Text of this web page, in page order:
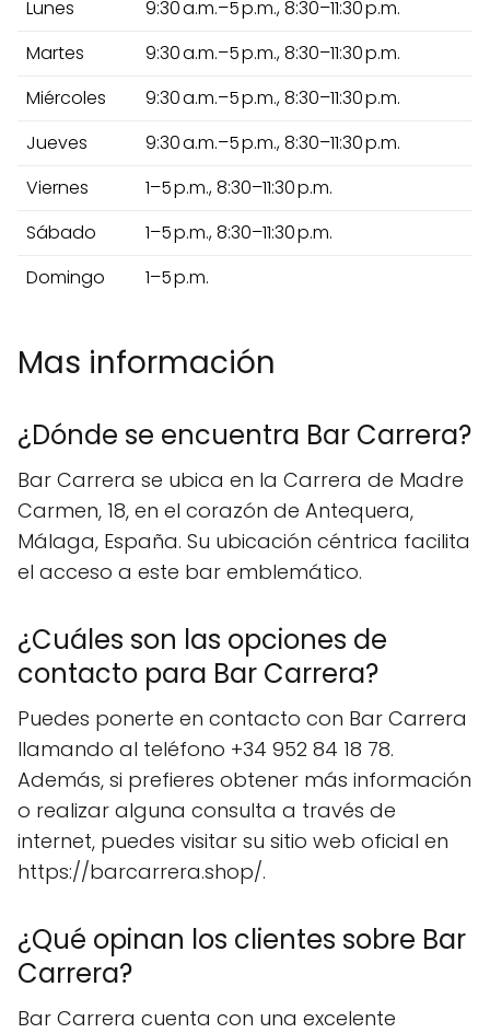
Lunes
9:30 a.m.–5 p.m., 8:30–11:30 p.m.
Martes
9:30 a.m.–5 p.m., 8:30–11:30 p.m.
Miércoles
9:30 a.m.–5 p.m., 8:30–11:30 p.m.
Jueves
9:30 a.m.–5 p.m., 8:30–11:30 p.m.
Viernes
1–5 p.m., 8:30–11:30 p.m.
Sábado
1–5 p.m., 8:30–11:30 p.m.
Domingo
1–5 p.m.
Mas información
¿Dónde se encuentra Bar Carrera?
Bar Carrera se ubica en la Carrera de Madre
Carmen, 18, en el corazón de Antequera,
Málaga, España. Su ubicación céntrica facilita
el acceso a este bar emblemático.
¿Cuáles son las opciones de
contacto para Bar Carrera?
Puedes ponerte en contacto con Bar Carrera
llamando al teléfono +34 952 84 18 78.
Además, si prefieres obtener más información
o realizar alguna consulta a través de
internet, puedes visitar su sitio web oficial en
https://barcarrera.shop/.
¿Qué opinan los clientes sobre Bar
Carrera?
Bar Carrera cuenta con una excelente